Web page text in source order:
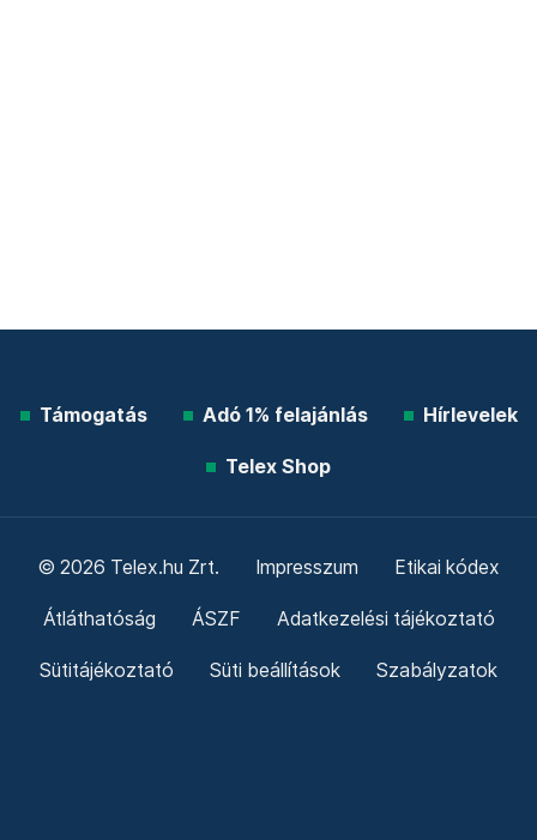
Támogatás Adó 1% felajánlás Hírlevelek
Telex Shop
© 2026 Telex.hu Zrt. Impresszum Etikai kódex
Átláthatóság ÁSZF Adatkezelési tájékoztató
Sütitájékoztató Süti beállítások Szabályzatok